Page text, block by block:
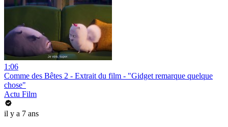
1:06
Comme des Bêtes 2 - Extrait du film - "Gidget remarque quelque
chose"
Actu Film
il y a 7 ans